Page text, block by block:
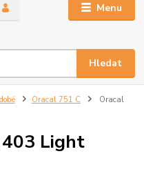
Menu
Hledat
Oracal 751 C
Oracal
Light